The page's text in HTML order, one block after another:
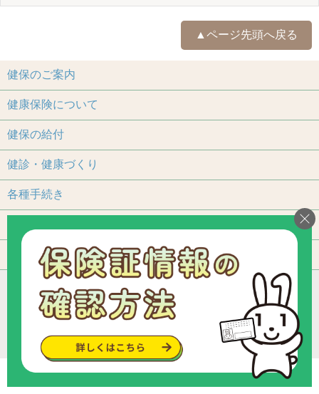
▲ページ先頭へ戻る
健保のご案内
健康保険について
健保の給付
健診・健康づくり
各種手続き
よくあるご質問
アクセス
個人情報保護について
加入事業所一覧
リンク
組合カレンダー
お問い合わせ・ご意見
サイトマップ
ご利用いただくにあたって
Copyright © since 2013 トヨタ関連部品健康保険組合.